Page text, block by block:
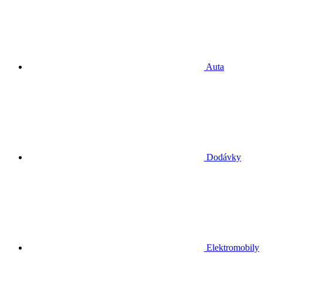
Auta
Dodávky
Elektromobily